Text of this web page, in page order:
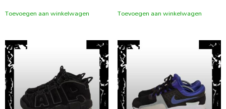
Toevoegen aan winkelwagen Toevoegen aan winkelwagen